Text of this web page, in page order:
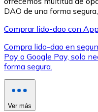
XRP
XRP
Ver todo
DAO de una forma
Comprar lido-dao con
Compra lido-dao en
Pay o Google Pay, solo
forma segura.
Ver más